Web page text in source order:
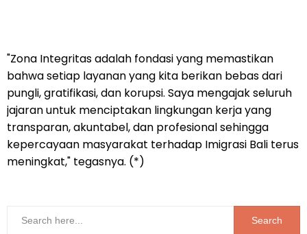
"Zona Integritas adalah fondasi yang memastikan
bahwa setiap layanan yang kita berikan bebas dari
pungli, gratifikasi, dan korupsi. Saya mengajak seluruh
jajaran untuk menciptakan lingkungan kerja yang
transparan, akuntabel, dan profesional sehingga
kepercayaan masyarakat terhadap Imigrasi Bali terus
meningkat," tegasnya. (*)